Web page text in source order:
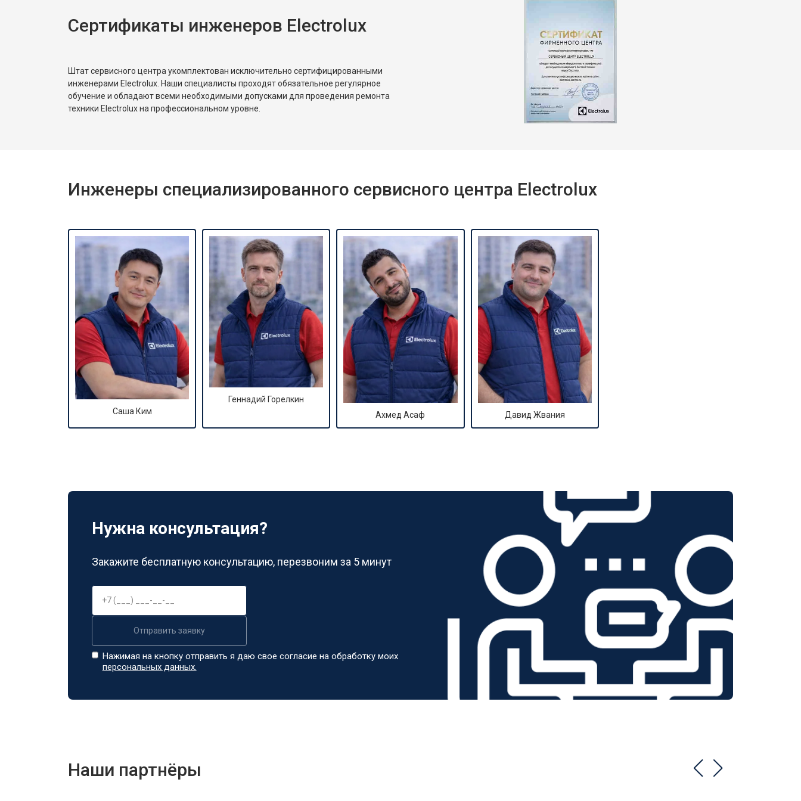
Замена реле
от 1900 ₽
Сертификаты инженеров Electrolux
Штат сервисного центра укомплектован исключительно сертифицированными
инженерами Electrolux. Наши специалисты проходят обязательное регулярное
обучение и обладают всеми необходимыми допусками для проведения ремонта
техники Electrolux на профессиональном уровне.
Инженеры специализированного сервисного центра Electrolux
Саша Ким
Геннадий Горелкин
Ахмед Асаф
Давид Жвания
Нужна консультация?
Закажите бесплатную консультацию, перезвоним за 5 минут
Отправить заявку
Нажимая на кнопку отправить я даю свое согласие на обработку моих
персональных данных.
Наши партнёры